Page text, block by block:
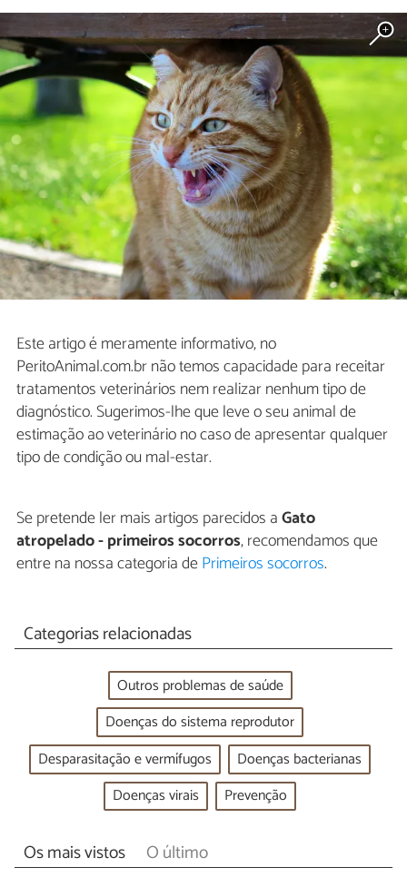
Este artigo é meramente informativo, no
PeritoAnimal.com.br não temos capacidade para receitar
tratamentos veterinários nem realizar nenhum tipo de
diagnóstico. Sugerimos-lhe que leve o seu animal de
estimação ao veterinário no caso de apresentar qualquer
tipo de condição ou mal-estar.
Se pretende ler mais artigos parecidos aGato
atropelado - primeiros socorros, recomendamos que
entre na nossa categoria dePrimeiros socorros.
Categorias relacionadas
Outros problemas de saúde
Doenças do sistema reprodutor
Desparasitação e vermífugos
Doenças bacterianas
Doenças virais
Prevenção
Os mais vistos O último